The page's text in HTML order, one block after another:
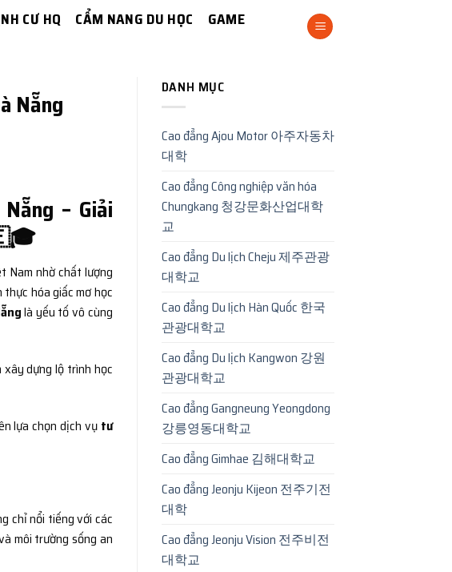
CƯ HQ CẨM NANG DU HỌC
GAME
Nẵng
– Giải
Nam nhờ chất lượng
hóa giấc mơ học
là yếu tố vô cùng
dựng lộ trình học
lựa chọn dịch vụ tư
chỉ nổi tiếng với các
môi trường sống an
DANH MỤC
Cao đẳng Ajou Motor 아주자동차
대학
Cao đẳng Công nghiệp văn hóa
Chungkang 청강문화산업대학
교
Cao đẳng Du lịch Cheju 제주관광
대학교
Cao đẳng Du lịch Hàn Quốc 한국
관광대학교
Cao đẳng Du lịch Kangwon 강원
관광대학교
Cao đẳng Gangneung Yeongdong
강릉영동대학교
Cao đẳng Gimhae 김해대학교
Cao đẳng Jeonju Kijeon 전주기전
대학
Cao đẳng Jeonju Vision 전주비전
대학교